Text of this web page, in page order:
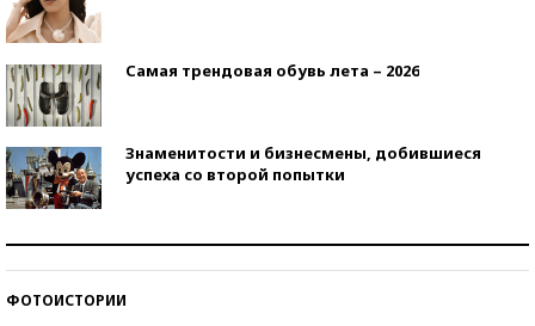
Самая трендовая обувь лета – 2026
Знаменитости и бизнесмены, добившиеся
успеха со второй попытки
ФОТОИСТОРИИ